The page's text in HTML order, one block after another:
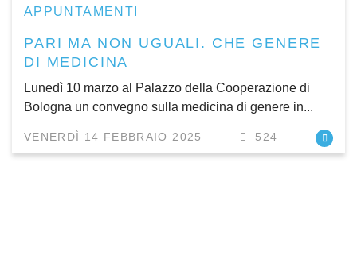
APPUNTAMENTI
PARI MA NON UGUALI. CHE GENERE
DI MEDICINA
Lunedì 10 marzo al Palazzo della Cooperazione di
Bologna un convegno sulla medicina di genere in...
VENERDÌ 14 FEBBRAIO 2025 524